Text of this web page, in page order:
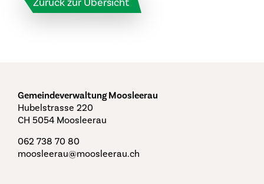
Gemeindeverwaltung Moosleerau
Hubelstrasse 220
CH 5054 Moosleerau
062 738 70 80
moosleerau@moosleerau.ch